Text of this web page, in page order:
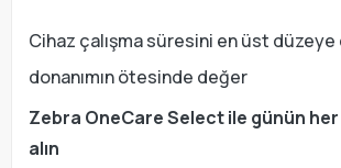
Cihaz çalışma süresini en üst düzeye
donanımın ötesinde değer
Zebra OneCare Select ile günün
alın